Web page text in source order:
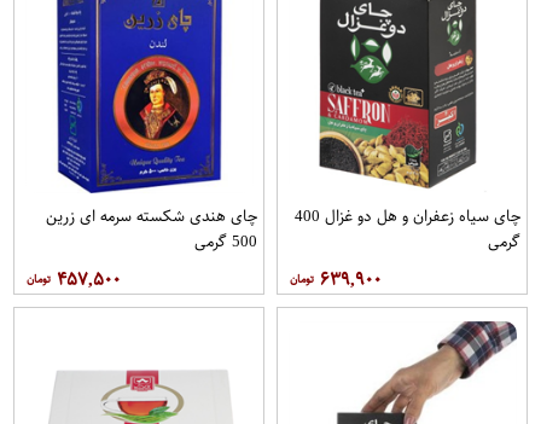
چای سیاه زعفران و هل دو غزال 400
گرمی
۶۳۹,۹۰۰
چای هندی شکسته سرمه ای زرین
500 گرمی
۴۵۷,۵۰۰